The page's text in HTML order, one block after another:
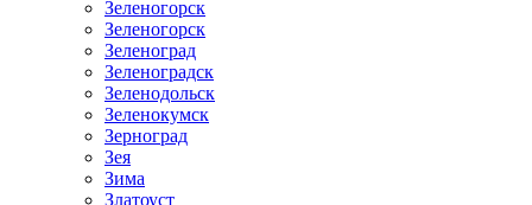
Зеленогорск
Зеленогорск
Зеленоград
Зеленоградск
Зеленодольск
Зеленокумск
Зерноград
Зея
Зима
Златоуст